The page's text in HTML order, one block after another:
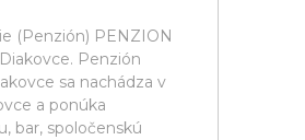
(Penzión) PENZION
Penzión
sa nachádza v
a ponúka
bar, spoločenskú